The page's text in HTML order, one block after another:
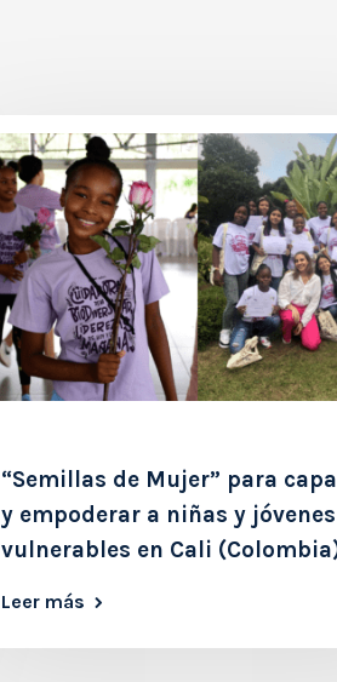
“Semillas de Mujer” para
y empoderar a niñas y jóvenes
vulnerables en Cali
Leer más